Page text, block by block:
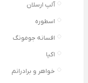
آلپ ارسلان
اسطوره
افسانه جومونگ
اکیا
خواهر و برادرانم